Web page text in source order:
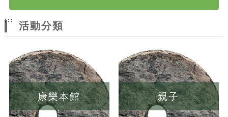
:::
活動分類
康樂本館 親子